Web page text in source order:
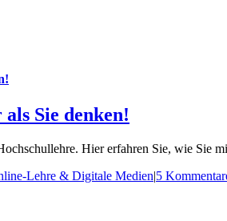
Sie denken!
Hier erfahren Sie, wie Sie
Lehre & Digitale Medien|5